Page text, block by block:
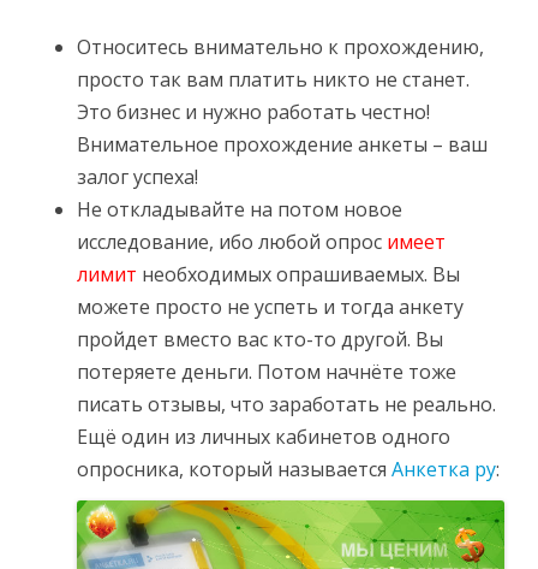
Относитесь внимательно к прохождению,
просто так вам платить никто не станет.
Это бизнес и нужно работать честно!
Внимательное прохождение анкеты – ваш
залог успеха!
Не откладывайте на потом новое
исследование, ибо любой опрос имеет
лимит необходимых опрашиваемых. Вы
можете просто не успеть и тогда анкету
пройдет вместо вас кто-то другой. Вы
потеряете деньги. Потом начнёте тоже
писать отзывы, что заработать не реально.
Ещё один из личных кабинетов одного
опросника, который называется Анкетка ру: